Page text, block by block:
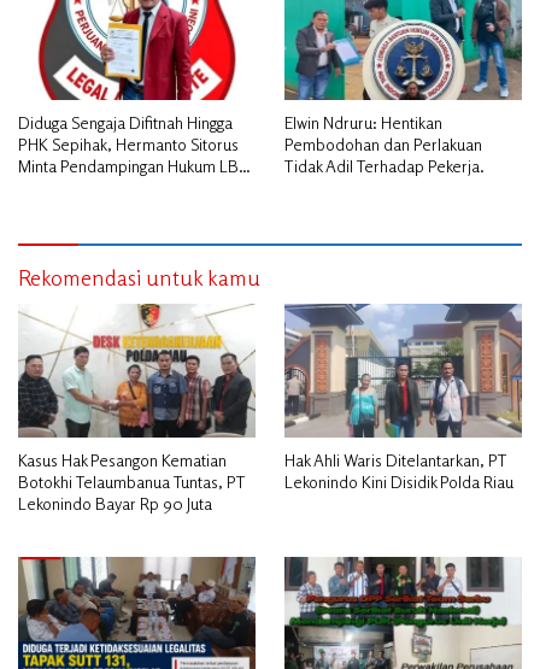
Diduga Sengaja Difitnah Hingga
PHK Sepihak, Hermanto Sitorus
Minta Pendampingan Hukum LBH
Elwin Ndruru: Hentikan
Pembodohan dan Perlakuan
Tidak Adil Terhadap Pekerja.
Rekomendasi untuk kamu
Kasus Hak Pesangon Kematian
Botokhi Telaumbanua Tuntas, PT
Lekonindo Bayar Rp 90 Juta
Hak Ahli Waris Ditelantarkan, PT
Lekonindo Kini Disidik Polda Riau